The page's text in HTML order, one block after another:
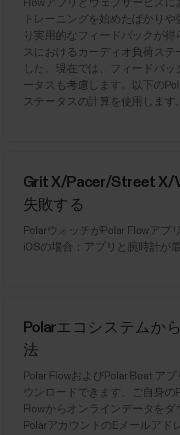
Flowアプリとウェブサービス
トレーニングを始めたばかり
り実用的なフィードバックが
スにおけるカーディオ負荷ス
した。現在では、フィードバ
ータスも考慮します。以下の
ステータスの計算を使用しま
Grit X/Pacer/Street X/
失敗する
PolarウォッチがPolar Flowアプ
iOSの場合：アプリと腕時計が
Polarエコシステムか
法
Polar FlowおよびPolar Beat ア
ウンロードできます。ご自身
Flowからオンラインデータを
PolarアカウントのEメールアド